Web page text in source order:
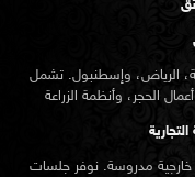
الرياض، وإسطنبول. تشمل
خارجية مدروسة. نوفر جلسات